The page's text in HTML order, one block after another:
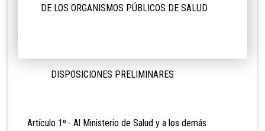
DE LOS ORGANISMOS PÚBLICOS DE SALUD
DISPOSICIONES PRELIMINARES
Artículo 1º.- Al Ministerio de Salud y a los demás